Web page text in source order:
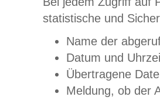
statistische und
Name der
Datum und
Übertragene
Meldung, ob der